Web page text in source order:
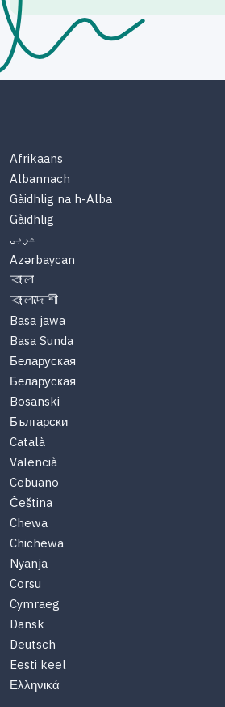
Afrikaans
Albannach
Gàidhlig na h-Alba
Gàidhlig
عربي
Azərbaycan
বাংলা
বাংলাদেশী
Basa jawa
Basa Sunda
Беларуская
Беларуская
Bosanski
Български
Català
Valencià
Cebuano
Čeština
Chewa
Chichewa
Nyanja
Corsu
Cymraeg
Dansk
Deutsch
Eesti keel
Ελληνικά